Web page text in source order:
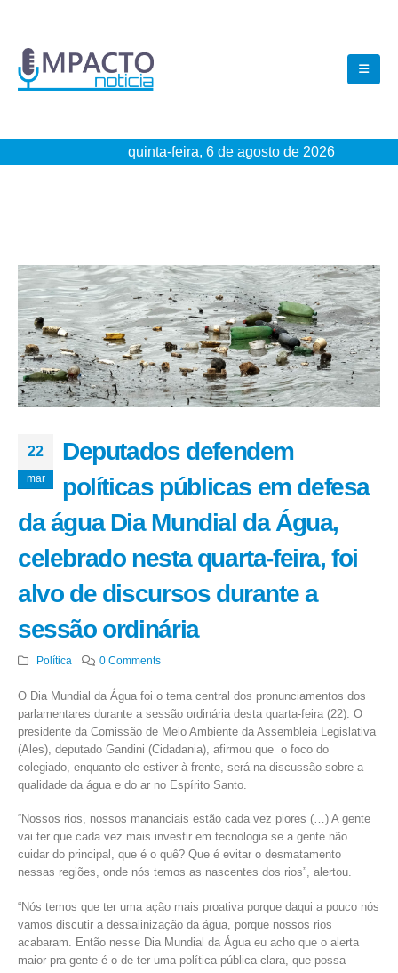
quinta-feira, 6 de agosto de 2026
22
mar
Deputados defendem
políticas públicas em defesa
da água Dia Mundial da Água,
celebrado nesta quarta-feira, foi
alvo de discursos durante a
sessão ordinária
Política 0 Comments
O Dia Mundial da Água foi o tema central dos pronunciamentos dos
parlamentares durante a sessão ordinária desta quarta-feira (22). O
presidente da Comissão de Meio Ambiente da Assembleia Legislativa
(Ales), deputado Gandini (Cidadania), afirmou que o foco do
colegiado, enquanto ele estiver à frente, será na discussão sobre a
qualidade da água e do ar no Espírito Santo.
“Nossos rios, nossos mananciais estão cada vez piores (…) A gente
vai ter que cada vez mais investir em tecnologia se a gente não
cuidar do principal, que é o quê? Que é evitar o desmatamento
nessas regiões, onde nós temos as nascentes dos rios”, alertou.
“Nós temos que ter uma ação mais proativa porque daqui a pouco nós
vamos discutir a dessalinização da água, porque nossos rios
acabaram. Então nesse Dia Mundial da Água eu acho que o alerta
maior pra gente é o de ter uma política pública clara, que possa